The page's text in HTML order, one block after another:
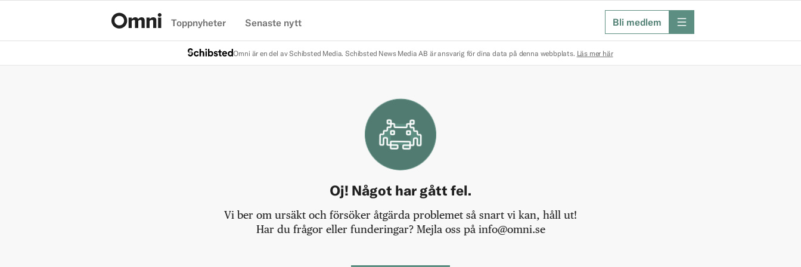
Toppnyheter Senaste nytt Bli medlem meny
Omni är en del av Schibsted Media. Schibsted News Media AB är ansvarig för dina data på denna webbplats. Läs mer här
Oj! Något har gått fel.
Vi ber om ursäkt och försöker åtgärda problemet så snart vi kan, håll ut!
Har du frågor eller funderingar? Mejla oss på info@omni.se